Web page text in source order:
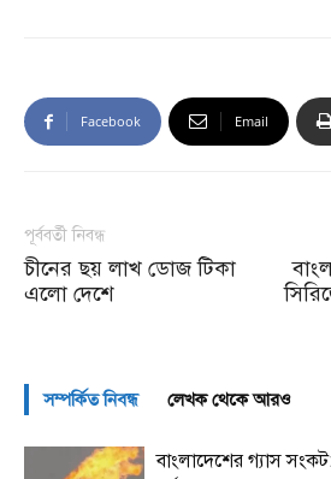
Facebook Email
পূর্ববর্তী নিবন্ধ
চীনের ছয় লাখ ডোজ টিকা
এলো দেশে
সম্পর্কিত নিবন্ধ লেখক থেকে আরও
বাংলাদেশের গ্যাস